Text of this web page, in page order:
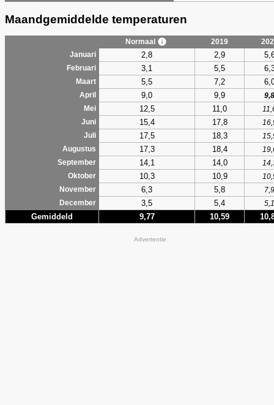
Maandgemiddelde temperaturen
Normaal 2019
Januari
2,8 2,9
Februari 3,1 5,5
Maart 5,5 7,2
April 9,0 9,9
9,8
Mei
12,5 11,0
Juni
15,4 17,8
Juli
17,5 18,3
Augustus
17,3 18,4
September
14,1 14,0
Oktober
10,3 10,9
November
6,3 5,8
7,9
December
3,5 5,4 5,1
Gemiddeld 9,77 10,59
Advertentie